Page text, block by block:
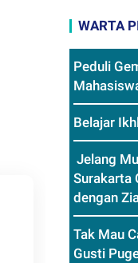
WARTA
Peduli
Belajar
Jelang
Surakarta
dengan
Tak Mau
Gusti